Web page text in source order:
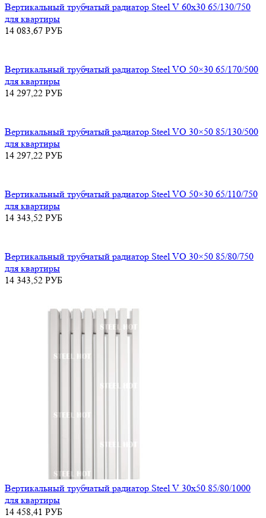
Вертикальный трубчатый радиатор Steel V 60х30 65/130/750
для квартиры
14 083,67 РУБ
Вертикальный трубчатый радиатор Steel VO 50×30 65/170/500
для квартиры
14 297,22 РУБ
Вертикальный трубчатый радиатор Steel VO 30×50 85/130/500
для квартиры
14 297,22 РУБ
Вертикальный трубчатый радиатор Steel VO 50×30 65/110/750
для квартиры
14 343,52 РУБ
Вертикальный трубчатый радиатор Steel VO 30×50 85/80/750
для квартиры
14 343,52 РУБ
Вертикальный трубчатый радиатор Steel V 30х50 85/80/1000
для квартиры
14 458,41 РУБ